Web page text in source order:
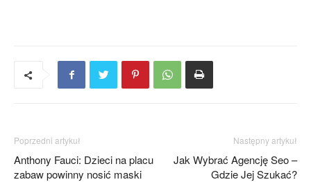
Poprzedni artykuł
Anthony Fauci: Dzieci na placu
zabaw powinny nosić maski
Następny artykuł
Jak Wybrać Agencję Seo –
Gdzie Jej Szukać?